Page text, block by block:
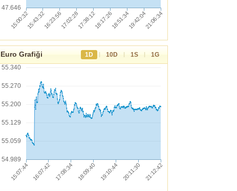
47.646
Euro Grafiği 1D | 10D | 1S |
1G
55.340
55.270
55.200
55.129
55.059
54.989